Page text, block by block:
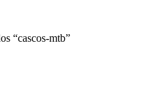
“cascos-mtb”